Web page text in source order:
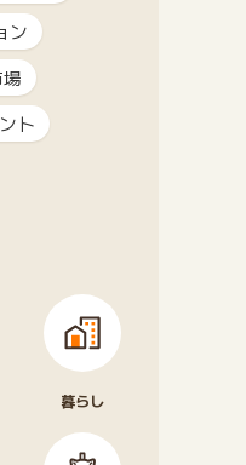
ン
ト
暮らし